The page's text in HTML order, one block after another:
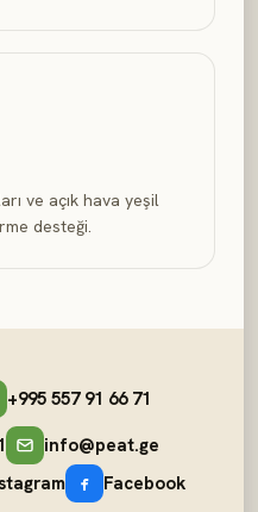
ve açık hava yeşil
desteği.
+995 557 91 66 71
info@peat.ge
Facebook